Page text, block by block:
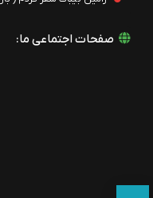
صفحات اجتماعی ما: